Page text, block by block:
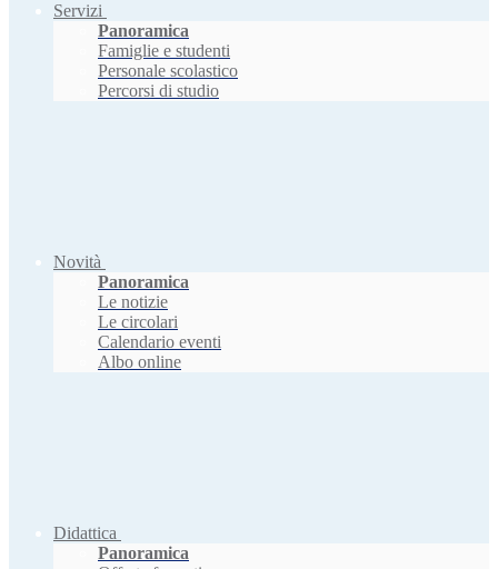
Servizi
Panoramica
Famiglie e studenti
Personale scolastico
Percorsi di studio
Novità
Panoramica
Le notizie
Le circolari
Calendario eventi
Albo online
Didattica
Panoramica